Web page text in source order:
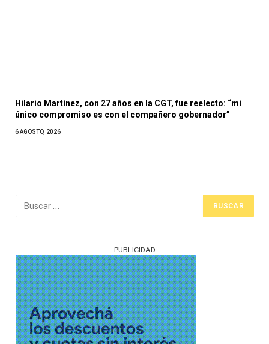
Hilario Martínez, con 27 años en la CGT, fue reelecto: “mi
único compromiso es con el compañero gobernador”
6 AGOSTO, 2026
PUBLICIDAD